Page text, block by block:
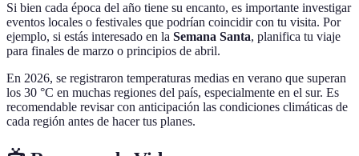
Si bien cada época del año tiene su encanto, es importante investigar
eventos locales o festivales que podrían coincidir con tu visita. Por
ejemplo, si estás interesado en la Semana Santa, planifica tu viaje
para finales de marzo o principios de abril.
En 2026, se registraron temperaturas medias en verano que superan
los 30 °C en muchas regiones del país, especialmente en el sur. Es
recomendable revisar con anticipación las condiciones climáticas de
cada región antes de hacer tus planes.